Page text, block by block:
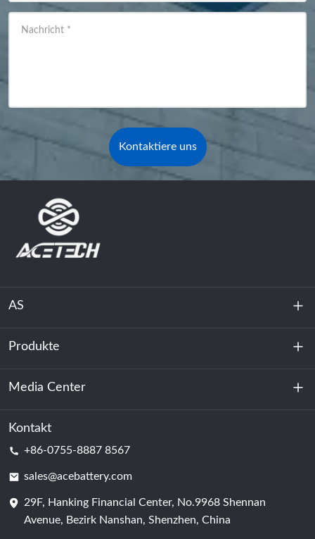
Nachricht *
Kontaktiere uns
AS
Über uns
Nachhaltigkeit
Produkte
Energiespeicherung
Rechenzentrum & Serverraum
Batterie
Media Center
Nachricht
Kontakt
+86-0755-8887 8567
sales@acebattery.com
29F, Hanking Financial Center, No.9968 Shennan
Avenue, Bezirk Nanshan, Shenzhen, China